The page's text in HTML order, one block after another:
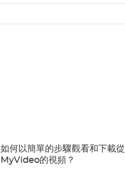
如何以簡單的步驟觀看和下載從
MyVideo的視頻？